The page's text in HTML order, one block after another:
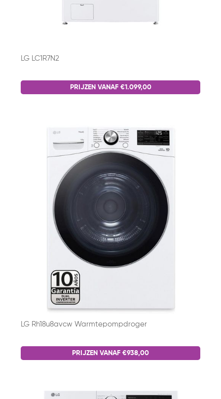
LG LC1R7N2
PRIJZEN VANAF €1.099,00
LG Rh18u8avcw Warmtepompdroger
PRIJZEN VANAF €938,00